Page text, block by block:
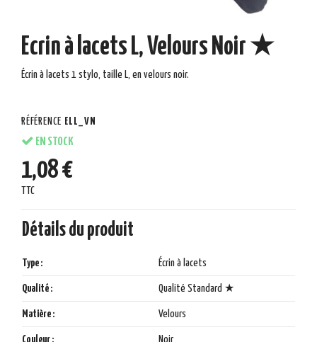
Ecrin à lacets L, Velours Noir ★
Écrin à lacets 1 stylo, taille L, en velours noir.
RÉFÉRENCE ELL_VN
EN STOCK
1,08 €
TTC
Détails du produit
Type : Écrin à lacets
Qualité : Qualité Standard ★
Matière : Velours
Couleur : Noir